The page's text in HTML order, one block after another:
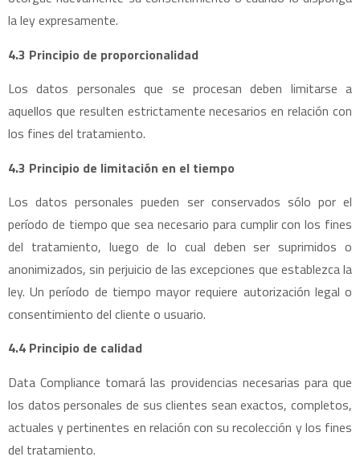
la ley expresamente.
4.3 Principio de proporcionalidad
Los datos personales que se procesan deben limitarse a
aquellos que resulten estrictamente necesarios en relación con
los fines del tratamiento.
4.3 Principio de limitación en el tiempo
Los datos personales pueden ser conservados sólo por el
período de tiempo que sea necesario para cumplir con los fines
del tratamiento, luego de lo cual deben ser suprimidos o
anonimizados, sin perjuicio de las excepciones que establezca la
ley. Un período de tiempo mayor requiere autorización legal o
consentimiento del cliente o usuario.
4.4 Principio de calidad
Data Compliance tomará las providencias necesarias para que
los datos personales de sus clientes sean exactos, completos,
actuales y pertinentes en relación con su recolección y los fines
del tratamiento.